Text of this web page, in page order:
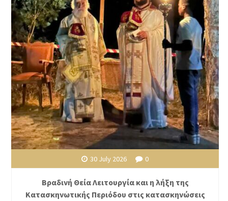
30 July 2026 0
Βραδινή Θεία Λειτουργία και η λήξη της
Κατασκηνωτικής Περιόδου στις κατασκηνώσεις